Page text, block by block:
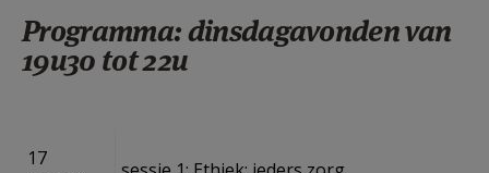
Programma: dinsdagavonden van
19u30 tot 22u
17